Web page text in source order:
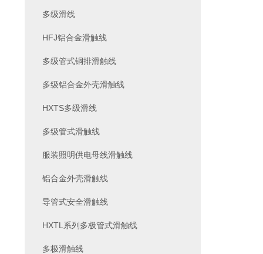
多级滑线
HFJ铝合金滑触线
多级管式铜排滑触线
多级铝合金外壳滑触线
HXTS多级滑线
多级管式滑触线
服装照明供电母线滑触线
铝合金外壳滑触线
导管式安全滑触线
HXTL系列多极管式滑触线
多极滑触线